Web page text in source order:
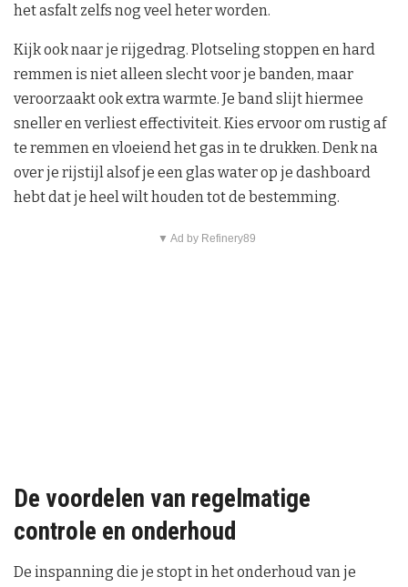
het asfalt zelfs nog veel heter worden.
Kijk ook naar je rijgedrag. Plotseling stoppen en hard
remmen is niet alleen slecht voor je banden, maar
veroorzaakt ook extra warmte. Je band slijt hiermee
sneller en verliest effectiviteit. Kies ervoor om rustig af
te remmen en vloeiend het gas in te drukken. Denk na
over je rijstijl alsof je een glas water op je dashboard
hebt dat je heel wilt houden tot de bestemming.
▼ Ad by Refinery89
De voordelen van regelmatige
controle en onderhoud
De inspanning die je stopt in het onderhoud van je